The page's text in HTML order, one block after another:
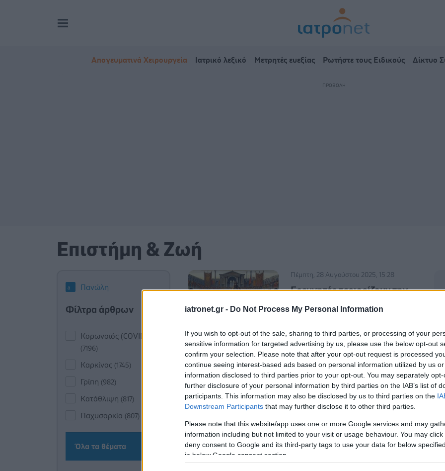
iatronet.gr - Do Not Process My Personal Information
If you wish to opt-out of the sale, sharing to third parties, or processing of your
sensitive information for targeted advertising by us, please use the below opt-out
confirm your selection. Please note that after your opt-out request is processed
continue seeing interest-based ads based on personal information utilized by us
information disclosed to third parties prior to your opt-out. You may separately
further disclosure of your personal information by third parties on the IAB’s list of
participants. This information may also be disclosed by us to third parties on the
Downstream Participants that may further disclose it to other third parties.
Please note that this website/app uses one or more Google services and may
information including but not limited to your visit or usage behaviour. You may
deny consent to Google and its third-party tags to use your data for below
in below Google consent section.
Απογευματινά Χειρουργεία Ιατρικό λεξικό Μετρητές ευεξίας Ρωτήστε τους Ειδικούς Δίκτυο
Επιστήμη & Ζωή
Πανώλη
Φίλτρα άρθρων
Κορωνοϊός (COVID-19)
(7196)
Καρκίνος (1745)
Γρίπη (982)
Κατάθλιψη (817)
Παχυσαρκία (807)
Όλα τα θέματα
Πέμπτη, 28 Αυγούστου 2025, 15:28
Ερευνητές περιορίζουν την
Ιουστινιανού"
Νέα ανάλυση υπό την καθοδήγηση
ερευνητών από τη Βιέννη σχετικά με
τις πιθανές αιτίες της πρώτης μεγάλης
πανδημίας πριν από περίπου 1.500
χρόνια.
Δευτέρα, 18 Αυγούστου 2025, 16:00
Παθογόνο της πανώλης
ανακαλύφθηκε σε δόντι
προβάτου 4.000 ετών